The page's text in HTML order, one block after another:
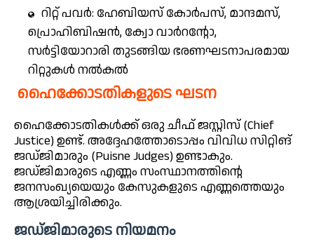
റിറ്റ് പവർ: ഹേബിയസ് കോർപസ്, മാന്ദമസ്,
പ്രൊഹിബിഷൻ, ക്വോ വാർറന്റോ,
സർട്ടിയോറാരി തുടങ്ങിയ ഭരണഘടനാപരമായ
റിറ്റുകൾ നൽകൽ
ഹൈക്കോടതികളുടെ ഘടന
ഹൈക്കോടതികൾക്ക് ഒരു ചീഫ് ജസ്റ്റിസ് (Chief
Justice) ഉണ്ട്. അദ്ദേഹത്തോടൊപ്പം വിവിധ സിറ്റിങ്
ജഡ്ജിമാരും (Puisne Judges) ഉണ്ടാകും.
ജഡ്ജിമാരുടെ എണ്ണം സംസ്ഥാനത്തിന്റെ
ജനസംഖ്യയെയും കേസുകളുടെ എണ്ണത്തെയും
ആശ്രയിച്ചിരിക്കും.
ജഡ്ജിമാരുടെ നിയമനം